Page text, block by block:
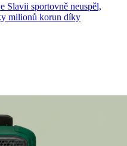
Slavii sportovně neuspěl,
milionů korun díky